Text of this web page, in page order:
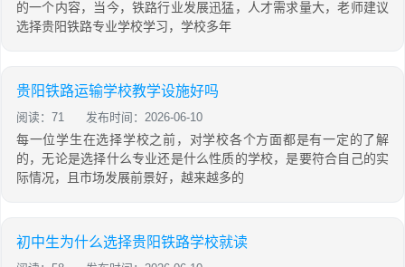
的一个内容，当今，铁路行业发展迅猛，人才需求量大，老师建议
选择贵阳铁路专业学校学习，学校多年
贵阳铁路运输学校教学设施好吗
阅读：71 发布时间：2026-06-10
每一位学生在选择学校之前，对学校各个方面都是有一定的了解
的，无论是选择什么专业还是什么性质的学校，是要符合自己的实
际情况，且市场发展前景好，越来越多的
初中生为什么选择贵阳铁路学校就读